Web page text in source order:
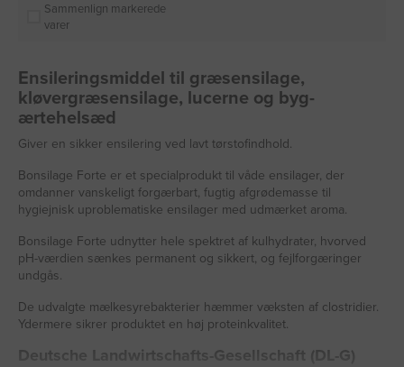
Sammenlign markerede
varer
Ensileringsmiddel til græsensilage,
kløvergræsensilage, lucerne og byg-
ærtehelsæd
Giver en sikker ensilering ved lavt tørstofindhold.
Bonsilage Forte er et specialprodukt til våde ensilager, der
omdanner vanskeligt forgærbart, fugtig afgrødemasse til
hygiejnisk uproblematiske ensilager med udmærket aroma.
Bonsilage Forte udnytter hele spektret af kulhydrater, hvorved
pH-værdien sænkes permanent og sikkert, og fejlforgæringer
undgås.
De udvalgte mælkesyrebakterier hæmmer væksten af clostridier.
Ydermere sikrer produktet en høj proteinkvalitet.
Deutsche Landwirtschafts-Gesellschaft (DL-G)